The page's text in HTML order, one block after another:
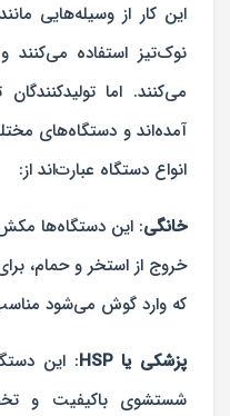
این کار از وسیله‌هایی
نوک‌تیز استفاده
می‌کنند. اما
آمده‌اند و دستگاه‌های
انواع دستگاه عبارت‌اند از:
خانگی: این دستگاه‌ها مکش
خروج از استخر و حمام،
که وارد گوش می‌شود
پزشکی یا HSP
: این
شستشوی باکیفیت و